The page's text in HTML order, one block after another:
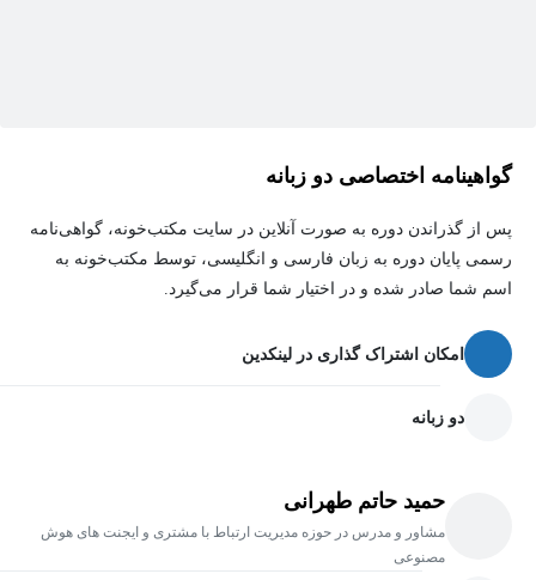
گواهینامه اختصاصی دو زبانه
پس از گذراندن دوره به صورت آنلاین در سایت مکتب‌خونه، گواهی‌نامه
رسمی پایان دوره به زبان فارسی و انگلیسی، توسط مکتب‌خونه به
اسم شما صادر شده و در اختیار شما قرار می‌گیرد.
امکان اشتراک گذاری در لینکدین
دو زبانه
حمید حاتم طهرانی
مشاور و مدرس در حوزه مدیریت ارتباط با مشتری و ایجنت های هوش
مصنوعی